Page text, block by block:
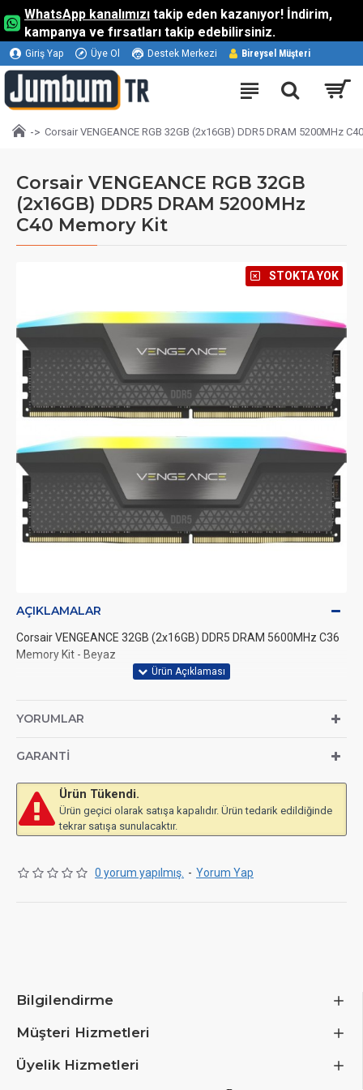
WhatsApp kanalımızı takip eden kazanıyor! İndirim,
kampanya ve fırsatları takip edebilirsiniz.
Giriş Yap Üye Ol Destek Merkezi Bireysel Müşteri
Corsair VENGEANCE RGB 32GB (2x16GB) DDR5 DRAM 5200MHz
Corsair VENGEANCE RGB 32GB
(2x16GB) DDR5 DRAM 5200MHz
C40 Memory Kit
⠀STOKTA YOK
Ürün Tükendi.
Ürün geçici olarak satışa kapalıdır. Ürün tedarik edildiğinde
tekrar satışa sunulacaktır.
AÇIKLAMALAR
Corsair VENGEANCE 32GB (2x16GB) DDR5 DRAM 5600MHz C36
Memory Kit - Beyaz
YORUMLAR
GARANTI
0 yorum yapılmış. - Yorum Yap
Bilgilendirme
Müşteri Hizmetleri
Üyelik Hizmetleri